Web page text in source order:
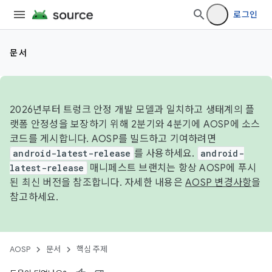
로그인
문서
2026년부터 트렁크 안정 개발 모델과 일치하고 생태계의 플
랫폼 안정성을 보장하기 위해 2분기와 4분기에 AOSP에 소스
코드를 게시합니다. AOSP를 빌드하고 기여하려면
android-latest-release 를 사용하세요.
android-
latest-release
매니페스트 브랜치는 항상 AOSP에 푸시
된 최신 버전을 참조합니다. 자세한 내용은 AOSP 변경사항을
참고하세요.
AOSP 문서 핵심 주제